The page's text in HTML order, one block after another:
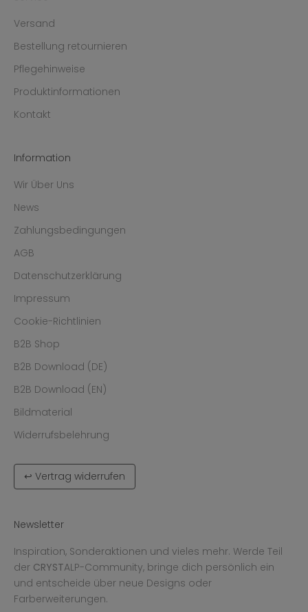
Versand
Bestellung retournieren
Pflegehinweise
Produktinformationen
Kontakt
Information
Wir Über Uns
News
Zahlungsbedingungen
AGB
Datenschutzerklärung
Impressum
Cookie-Richtlinien
B2B Shop
B2B Download (DE)
B2B Download (EN)
Bildmaterial
Widerrufsbelehrung
↩ Vertrag widerrufen
Newsletter
Inspiration, Sonderaktionen und vieles mehr. Werde Teil
der CRYSTALP-Community, bringe dich persönlich ein
und entscheide über neue Designs oder
Farberweiterungen.